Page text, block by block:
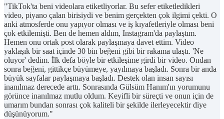
"TikTok'ta beni videolara etiketliyorlar. Bu sefer etiketledikleri
video, piyano çalan birisiydi ve benim gerçekten çok ilgimi çekti. O
anki atmosferde onu yapıyor olması ve iş kıyafetleriyle olması beni
çok etkilemişti. Ben de hemen aldım, Instagram'da paylaştım.
Hemen onu ortak post olarak paylaşmaya davet ettim. Video
yaklaşık bir saat içinde 30 bin beğeni gibi bir rakama ulaştı. 'Ne
oluyor' dedim. İlk defa böyle bir etkileşime girdi bir video. Ondan
sonra beğeni, gittikçe büyümeye, yayılmaya başladı. Sonra bir anda
büyük sayfalar paylaşmaya başladı. Destek olan insan sayısı
inanılmaz derecede arttı. Sonrasında Gülsüm Hanım'ın yorumunu
görünce inanılmaz mutlu oldum. Keyifli bir süreçti ve onun için de
umarım bundan sonrası çok kaliteli bir şekilde ilerleyecektir diye
düşünüyorum."